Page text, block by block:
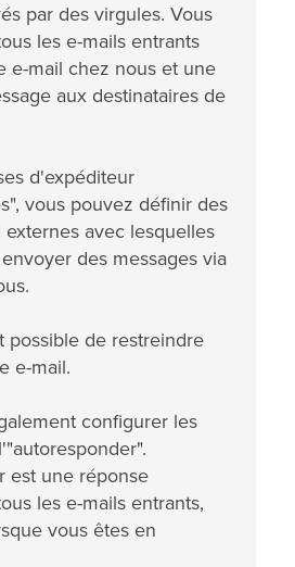
par des virgules. Vous
les e-mails entrants
e-mail chez nous et une
aux destinataires de
d'expéditeur
vous pouvez définir des
externes avec lesquelles
des messages via
possible de restreindre
e-mail.
configurer les
est une réponse
les e-mails entrants,
vous êtes en